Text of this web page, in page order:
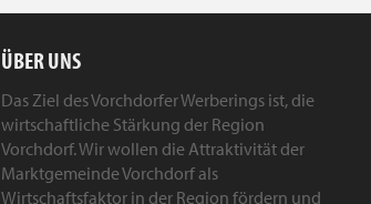
ÜBER UNS
Das Ziel des Vorchdorfer Werberings ist, die
wirtschaftliche Stärkung der Region
Vorchdorf. Wir wollen die Attraktivität der
Marktgemeinde Vorchdorf als
Wirtschaftsfaktor in der Region fördern und